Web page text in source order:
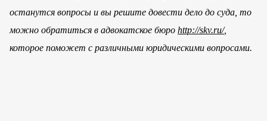
останутся вопросы и вы решите довести дело до суда, то
можно обратиться в адвокат­ское бюро http://skv.ru/,
которое поможет с различными юридически­ми вопросами.